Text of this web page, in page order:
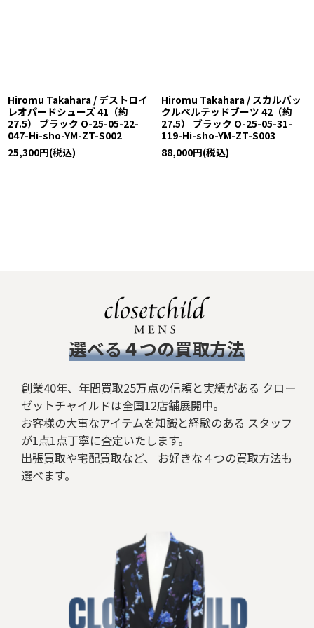
Hiromu Takahara / デストロイ
レオパードシューズ 41（約
27.5） ブラック O-25-05-22-
047-Hi-sho-YM-ZT-S002
25,300円(税込)
Hiromu Takahara / スカルバッ
クルベルテッドブーツ 42（約
27.5） ブラック O-25-05-31-
119-Hi-sho-YM-ZT-S003
88,000円(税込)
​選べる４つの買取方法
創業40年、年間買取25万点の信頼と実績がある クロー
ゼットチャイルドは全国12店舗展開中。
お客様の大事なアイテムを知識と経験のある スタッフ
が1点1点丁寧に査定いたします。
出張買取や宅配買取など、 お好きな４つの買取方法も
選べます。